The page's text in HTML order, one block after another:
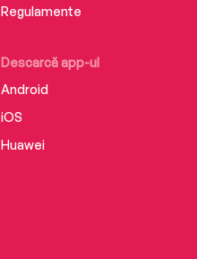
Descarcă app-ul
Android
iOS
Huawei
Regulamente